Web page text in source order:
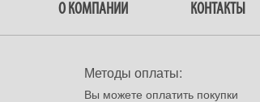
О КОМПАНИИ КОНТАКТЫ
Методы оплаты:
Вы можете оплатить покупки